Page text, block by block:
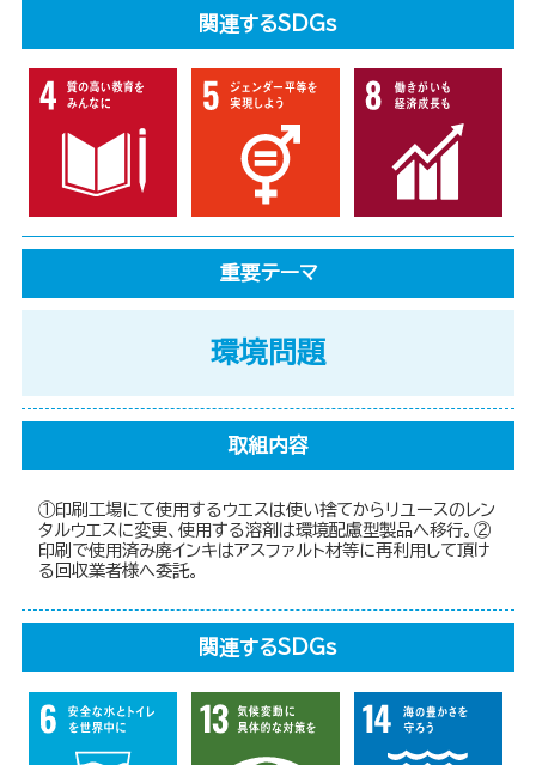
関連するSDGs
重要テーマ
環境問題
取組内容
①印刷工場にて使用するウエスは使い捨てからリユースのレン
タルウエスに変更、使用する溶剤は環境配慮型製品へ移行。②
印刷で使用済み廃インキはアスファルト材等に再利用して頂け
る回収業者様へ委託。
関連するSDGs